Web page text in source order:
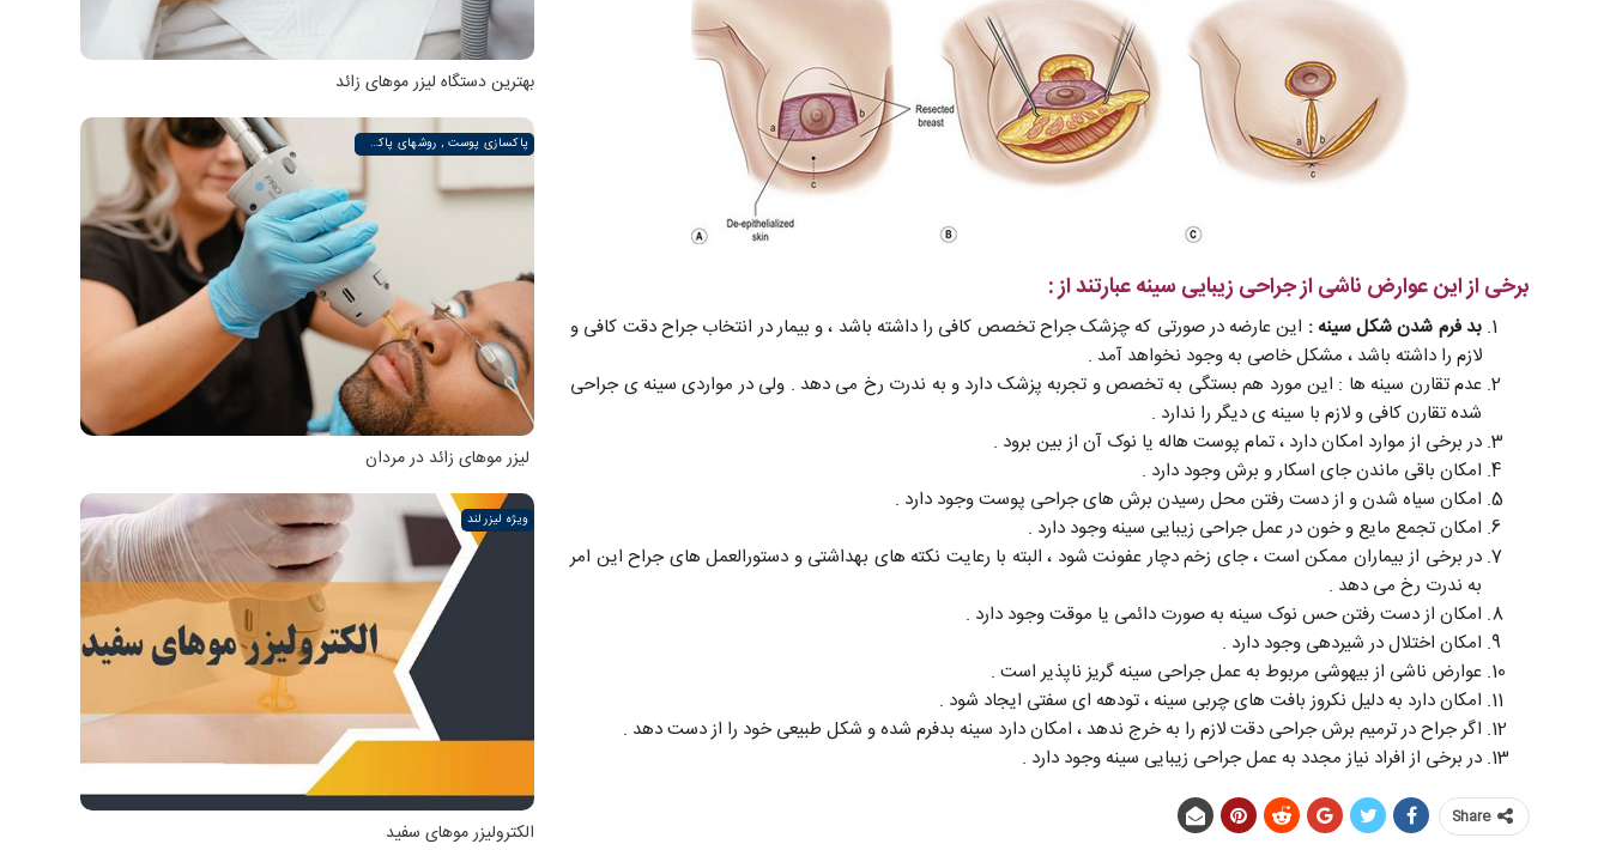
برخی از این عوارض ناشی از جراحی زیبایی سینه عبارتند از :
بد فرم شدن شکل سینه : این عارضه در صورتی که چزشک جراح تخصص کافی را داشته باشد ، و بیمار در انتخاب جراح دقت کافی و
لازم را داشته باشد ، مشکل خاصی به وجود نخواهد آمد .
عدم تقارن سینه ها : این مورد هم بستگی به تخصص و تجربه پزشک دارد و به ندرت رخ می دهد . ولی در مواردی سینه ی جراحی
شده تقارن کافی و لازم با سینه ی دیگر را ندارد .
در برخی از موارد امکان دارد ، تمام پوست هاله یا نوک آن از بین برود .
امکان باقی ماندن جای اسکار و برش وجود دارد .
امکان سیاه شدن و از دست رفتن محل رسیدن برش های جراحی پوست وجود دارد .
امکان تجمع مایع و خون در عمل جراحی زیبایی سینه وجود دارد .
در برخی از بیماران ممکن است ، جای زخم دچار عفونت شود ، البته با رعایت نکته های بهداشتی و دستورالعمل های جراح این امر
به ندرت رخ می دهد .
امکان از دست رفتن حس نوک سینه به صورت دائمی یا موقت وجود دارد .
امکان اختلال در شیردهی وجود دارد .
عوارض ناشی از بیهوشی مربوط به عمل جراحی سینه گریز ناپذیر است .
امکان دارد به دلیل نکروز بافت های چربی سینه ، تودهه ای سفتی ایجاد شود .
اگر جراح در ترمیم برش جراحی دقت لازم را به خرج ندهد ، امکان دارد سینه بدفرم شده و شکل طبیعی خود را از دست دهد .
در برخی از افراد نیاز مجدد به عمل جراحی زیبایی سینه وجود دارد .
Share
بهترین دستگاه لیزر موهای زائد
پاکسازی پوست , روشهای پاکسازی پوست صورت و دست , پاکسازی انواع مختلف پوست | لیزر لند
لیزر موهای زائد در مردان
ویژه لیزر لند
الکترولیزر موهای سفید